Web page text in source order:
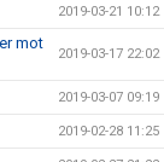
2019-03-21 10:12
mot
2019-03-17 22:02
2019-03-07 09:19
2019-02-28 11:25